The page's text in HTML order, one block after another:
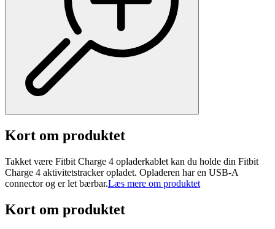
Kort om produktet
Takket være Fitbit Charge 4 opladerkablet kan du holde din Fitbit
Charge 4 aktivitetstracker opladet. Opladeren har en USB-A
connector og er let bærbar.Læs mere om produktet
Kort om produktet